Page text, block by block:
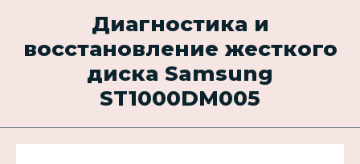
Диагностика и
восстановление жесткого
диска Samsung
ST1000DM005